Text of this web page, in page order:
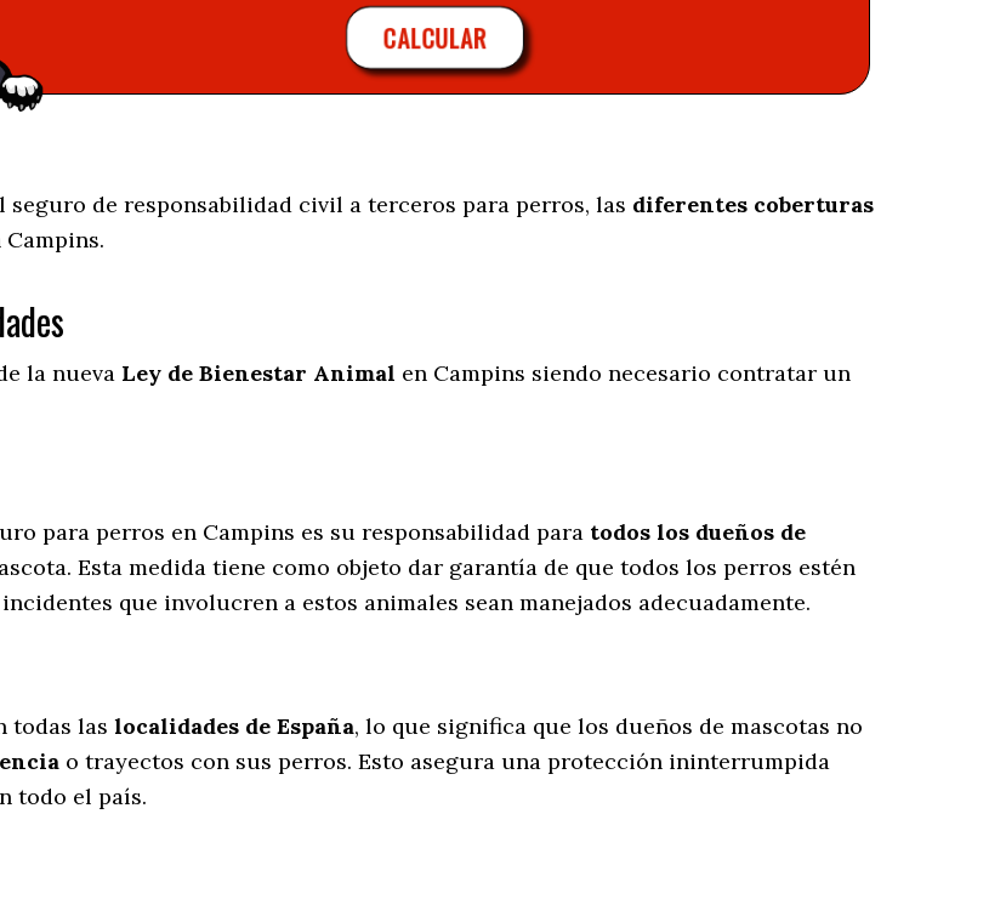
CALCULAR
de responsabilidad civil a terceros para perros, las diferentes coberturas
Campins.
la nueva Ley de Bienestar Animal en Campins siendo necesario contratar un
para perros en Campins es su responsabilidad para todos los dueños de
Esta medida tiene como objeto dar garantía de que todos los perros estén
que involucren a estos animales sean manejados adecuadamente.
todas las localidades de España, lo que significa que los dueños de mascotas no
o trayectos con sus perros. Esto asegura una protección ininterrumpida
todo el país.